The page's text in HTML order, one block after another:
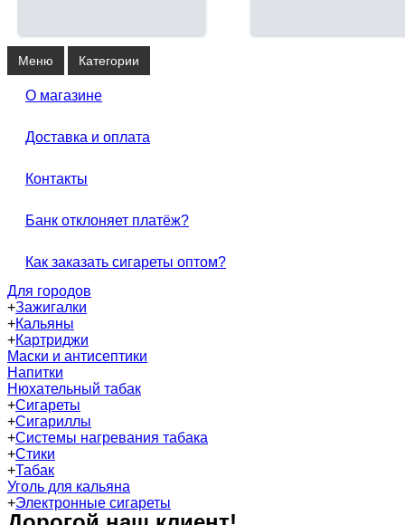
Меню Категории
О магазине
Доставка и оплата
Контакты
Банк отклоняет платёж?
Как заказать сигареты оптом?
Для городов
+Зажигалки
+Кальяны
+Картриджи
Маски и антисептики
Напитки
Нюхательный табак
+Сигареты
+Сигариллы
+Системы нагревания табака
+Стики
+Табак
Уголь для кальяна
+Электронные сигареты